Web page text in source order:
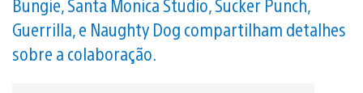
Guerrilla, e Naughty Dog compartilham detalhes
sobre a colaboração.